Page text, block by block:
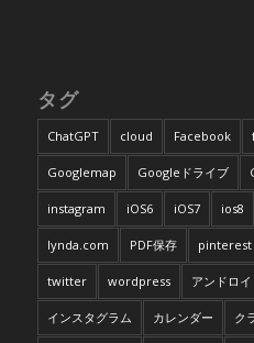
タグ
ChatGPT cloud Facebook
Googlemap Googleドライブ
instagram iOS6 iOS7 ios8
lynda.com PDF保存 pinterest
twitter wordpress アンドロイ
インスタグラム カレンダー ク